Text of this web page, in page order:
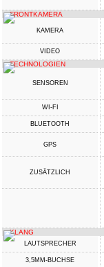
FRONTKAMERA
KAMERA
VIDEO
TECHNOLOGIEN
SENSOREN
WI-FI
BLUETOOTH
GPS
ZUSÄTZLICH
KLANG
LAUTSPRECHER
3,5MM-BUCHSE